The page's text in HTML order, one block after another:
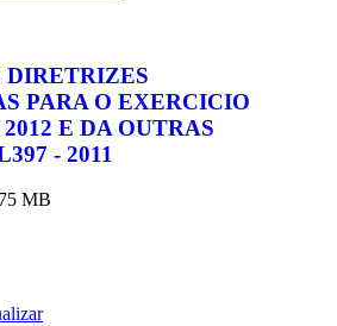
DIRETRIZES
PARA O EXERCICIO
E DA OUTRAS
- 2011
MB